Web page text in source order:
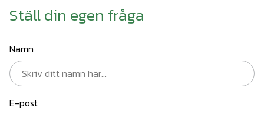
Ställ din egen fråga
Namn
E-post